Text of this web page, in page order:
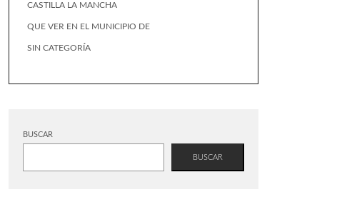
CASTILLA LA MANCHA
QUE VER EN EL MUNICIPIO DE
SIN CATEGORÍA
BUSCAR
BUSCAR